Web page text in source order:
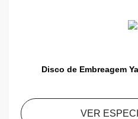
Disco de Embreagem
VER